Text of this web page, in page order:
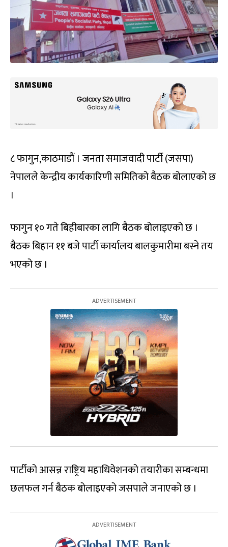
८ फागुन,काठमाडौं । जनता समाजवादी पार्टी (जसपा)
नेपालले केन्द्रीय कार्यकारिणी समितिको बैठक बोलाएको छ
।
फागुन १० गते बिहीबारका लागि बैठक बोलाइएको छ ।
बैठक बिहान ११ बजे पार्टी कार्यालय बालकुमारीमा बस्ने तय
भएको छ ।
पार्टीको आसन्न राष्ट्रिय महाधिवेशनको तयारीका सम्बन्धमा
छलफल गर्न बैठक बोलाइएको जसपाले जनाएको छ ।